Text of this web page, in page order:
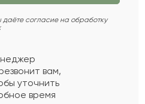
еще
согласие на обработку
вам,
уточнить
время